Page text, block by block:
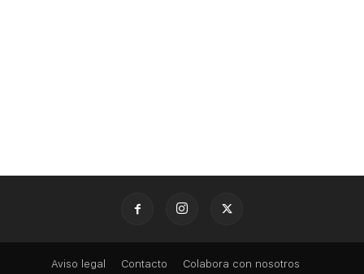
Aviso legal Contacto
Colabora con nosotros